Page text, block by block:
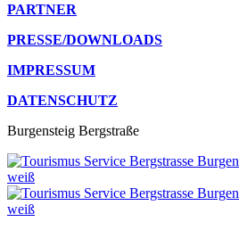
PARTNER
PRESSE/DOWNLOADS
IMPRESSUM
DATENSCHUTZ
Burgensteig Bergstraße